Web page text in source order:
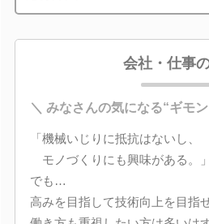
会社・仕事
＼ みなさんの気になる“ギモ
「機械いじりに抵抗はないし、
モノづくりにも興味がある。」
でも…
高みを目指して技術向上を目指せ